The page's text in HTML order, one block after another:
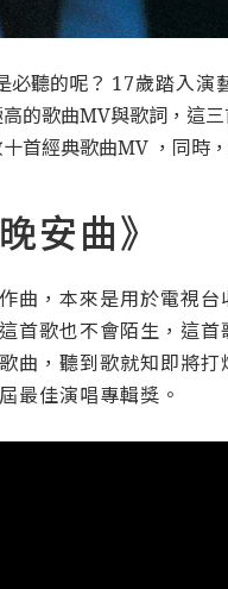
必聽的呢？ 17歲踏入演
的歌曲MV與歌詞，這
首經典歌曲MV ，同時
安曲》
曲，本來是用於電視
首歌也不會陌生，這
曲，聽到歌就知即將
最佳演唱專輯獎。